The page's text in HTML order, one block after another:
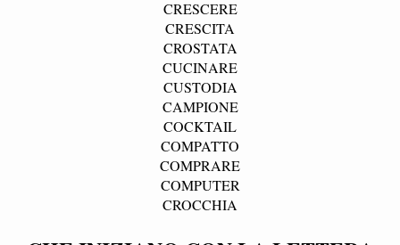
CRESCERE
CRESCITA
CROSTATA
CUCINARE
CUSTODIA
CAMPIONE
COCKTAIL
COMPATTO
COMPRARE
COMPUTER
CROCCHIA